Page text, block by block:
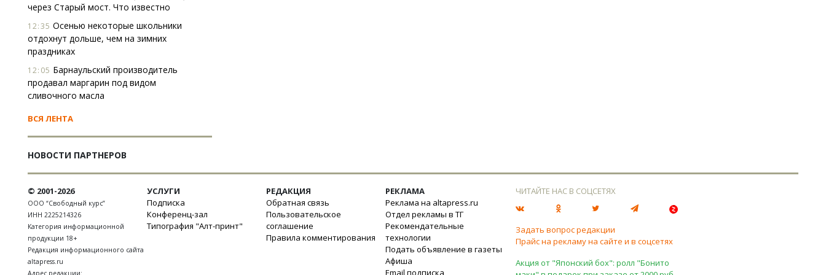
через Старый мост. Что известно
12:35 Осенью некоторые школьники
отдохнут дольше, чем на зимних
праздниках
12:05 Барнаульский производитель
продавал маргарин под видом
сливочного масла
ВСЯ ЛЕНТА
НОВОСТИ ПАРТНЕРОВ
© 2001-2026
ООО “Свободный курс”
ИНН 2225214326
Категория информационной
продукции 18+
Редакция информационного сайта
altapress.ru
Адрес редакции:
УСЛУГИ
Подписка
Конференц-зал
Типография "Алт-принт"
РЕДАКЦИЯ
Обратная связь
Пользовательское
соглашение
Правила комментирования
РЕКЛАМА
Реклама на altapress.ru
Отдел рекламы в ТГ
Рекомендательные
технологии
Подать объявление в газеты
Афиша
Email подписка
ЧИТАЙТЕ НАС В СОЦСЕТЯХ
Задать вопрос редакции
Прайс на рекламу на сайте и в соцсетях
Акция от "Японский бох": ролл "Бонито